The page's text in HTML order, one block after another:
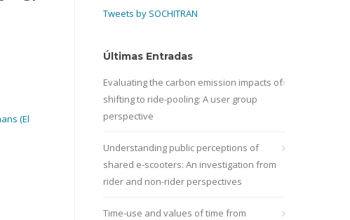
(El
Tweets by SOCHITRAN
Últimas Entradas
Evaluating the carbon emission impacts of
shifting to ride-pooling: A user group
perspective
Understanding public perceptions of
shared e-scooters: An investigation from
rider and non-rider perspectives
Time-use and values of time from